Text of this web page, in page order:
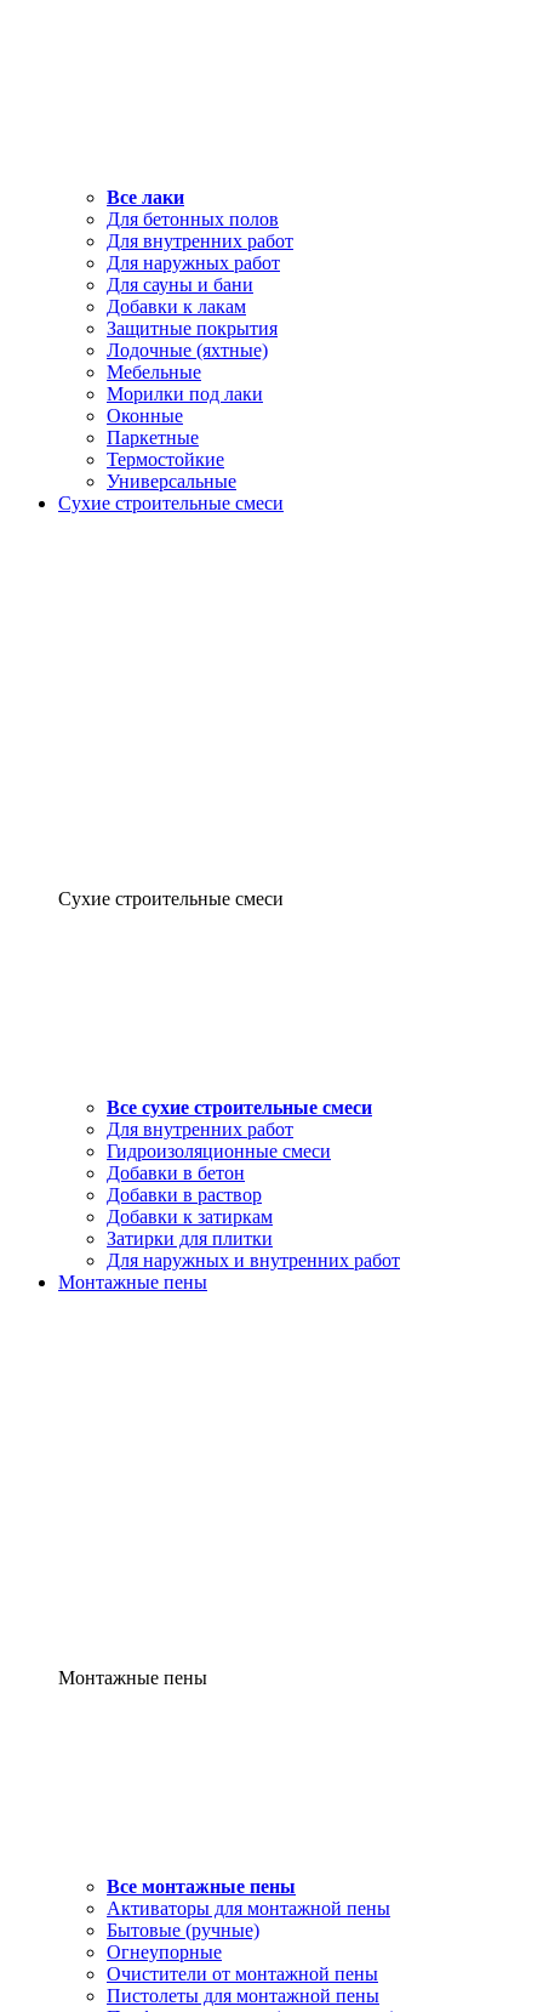
Все лаки
Для бетонных полов
Для внутренних работ
Для наружных работ
Для сауны и бани
Добавки к лакам
Защитные покрытия
Лодочные (яхтные)
Мебельные
Морилки под лаки
Оконные
Паркетные
Термостойкие
Универсальные
Сухие строительные смеси
Сухие строительные смеси
Все сухие строительные смеси
Для внутренних работ
Гидроизоляционные смеси
Добавки в бетон
Добавки в раствор
Добавки к затиркам
Затирки для плитки
Для наружных и внутренних работ
Монтажные пены
Монтажные пены
Все монтажные пены
Активаторы для монтажной пены
Бытовые (ручные)
Огнеупорные
Очистители от монтажной пены
Пистолеты для монтажной пены